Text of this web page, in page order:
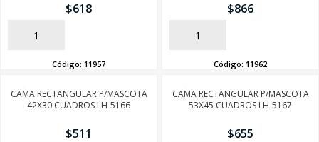
$618
AÑADIR
Código: 11957
$866
AÑADIR
Código: 11962
CAMA RECTANGULAR P/MASCOTA
42X30 CUADROS LH-5166
$511
CAMA RECTANGULAR P/MASCOTA
53X45 CUADROS LH-5167
$655